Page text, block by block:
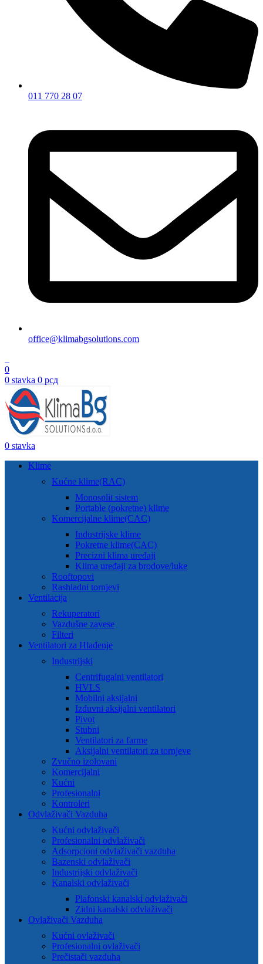
011 770 28 07
office@klimabgsolutions.com
0
0 stavka 0 рсд
0 stavka
Klime
Kućne klime(RAC)
Monosplit sistem
Portable (pokretne) klime
Komercijalne klime(CAC)
Industrijske klime
Pokretne klime(CAC)
Precizni klima uređaji
Klima uređaji za brodove/luke
Rooftopovi
Rashladni tornjevi
Ventilacija
Rekuperatori
Vazdušne zavese
Filteri
Ventilatori za Hlađenje
Industrijski
Centrifugalni ventilatori
HVLS
Mobilni aksijalni
Izduvni aksijalni ventilatori
Pivot
Stubni
Ventilatori za farme
Aksijalni ventilatori za tornjeve
Zvučno izolovani
Komercijalni
Kućni
Profesionalni
Kontroleri
Odvlaživači Vazduha
Kućni odvlaživači
Profesionalni odvlaživači
Adsorpcioni odvlaživači vazduha
Bazenski odvlaživači
Industrijski odvlaživači
Kanalski odvlaživači
Plafonski kanalski odvlaživači
Zidni kanalski odvlaživači
Ovlaživači Vazduha
Kućni ovlaživači
Profesionalni ovlaživači
Prečistači vazduha